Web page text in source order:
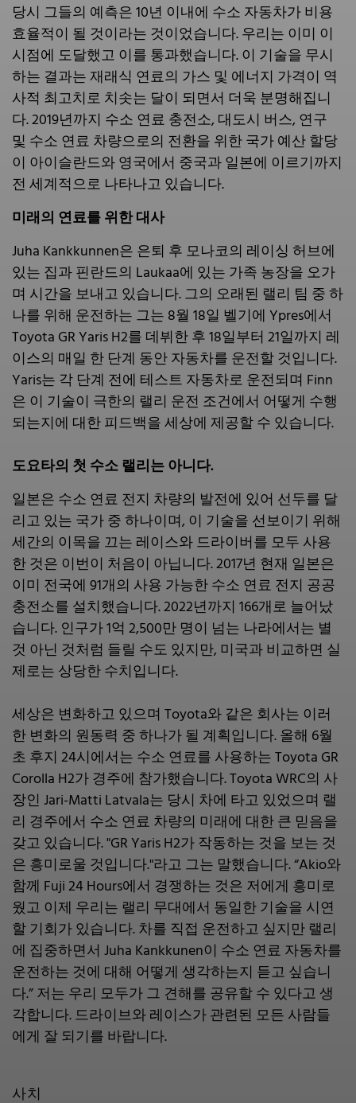
당시 그들의 예측은 10년 이내에 수소 자동차가 비용
효율적이 될 것이라는 것이었습니다. 우리는 이미 이
시점에 도달했고 이를 통과했습니다. 이 기술을 무시
하는 결과는 재래식 연료의 가스 및 에너지 가격이 역
사적 최고치로 치솟는 달이 되면서 더욱 분명해집니
다. 2019년까지 수소 연료 충전소, 대도시 버스, 연구
및 수소 연료 차량으로의 전환을 위한 국가 예산 할당
이 아이슬란드와 영국에서 중국과 일본에 이르기까지
전 세계적으로 나타나고 있습니다.
미래의 연료를 위한 대사
Juha Kankkunnen은 은퇴 후 모나코의 레이싱 허브에
있는 집과 핀란드의 Laukaa에 있는 가족 농장을 오가
며 시간을 보내고 있습니다. 그의 오래된 랠리 팀 중 하
나를 위해 운전하는 그는 8월 18일 벨기에 Ypres에서
Toyota GR Yaris H2를 데뷔한 후 18일부터 21일까지 레
이스의 매일 한 단계 동안 자동차를 운전할 것입니다.
Yaris는 각 단계 전에 테스트 자동차로 운전되며 Finn
은 이 기술이 극한의 랠리 운전 조건에서 어떻게 수행
되는지에 대한 피드백을 세상에 제공할 수 있습니다.
도요타의 첫 수소 랠리는 아니다.
일본은 수소 연료 전지 차량의 발전에 있어 선두를 달
리고 있는 국가 중 하나이며, 이 기술을 선보이기 위해
세간의 이목을 끄는 레이스와 드라이버를 모두 사용
한 것은 이번이 처음이 아닙니다. 2017년 현재 일본은
이미 전국에 91개의 사용 가능한 수소 연료 전지 공공
충전소를 설치했습니다. 2022년까지 166개로 늘어났
습니다. 인구가 1억 2,500만 명이 넘는 나라에서는 별
것 아닌 것처럼 들릴 수도 있지만, 미국과 비교하면 실
제로는 상당한 수치입니다.
세상은 변화하고 있으며 Toyota와 같은 회사는 이러
한 변화의 원동력 중 하나가 될 계획입니다. 올해 6월
초 후지 24시에서는 수소 연료를 사용하는 Toyota GR
Corolla H2가 경주에 참가했습니다. Toyota WRC의 사
장인 Jari-Matti Latvala는 당시 차에 타고 있었으며 랠
리 경주에서 수소 연료 차량의 미래에 대한 큰 믿음을
갖고 있습니다. "GR Yaris H2가 작동하는 것을 보는 것
은 흥미로울 것입니다."라고 그는 말했습니다. “Akio와
함께 Fuji 24 Hours에서 경쟁하는 것은 저에게 흥미로
웠고 이제 우리는 랠리 무대에서 동일한 기술을 시연
할 기회가 있습니다. 차를 직접 운전하고 싶지만 랠리
에 집중하면서 Juha Kankkunen이 수소 연료 자동차를
운전하는 것에 대해 어떻게 생각하는지 듣고 싶습니
다.” 저는 우리 모두가 그 견해를 공유할 수 있다고 생
각합니다. 드라이브와 레이스가 관련된 모든 사람들
에게 잘 되기를 바랍니다.
사치